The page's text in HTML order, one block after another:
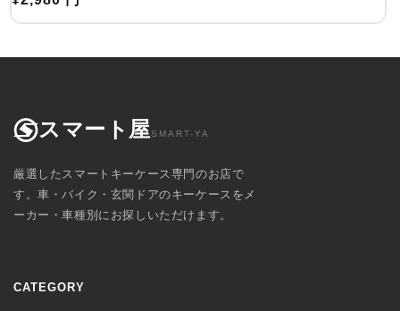
常
スマート屋SMART-YA
厳選したスマートキーケース専門のお店で
す。車・バイク・玄関ドアのキーケースをメ
ーカー・車種別にお探しいただけます。
CATEGORY